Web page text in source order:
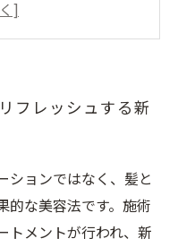
のステップと秘訣
康的な髪を育む秘
の健康と美しさ
で理想の髪を手に
フレッシュする新
ションではなく、髪と
的な美容法です。施術
トメントが行われ、新